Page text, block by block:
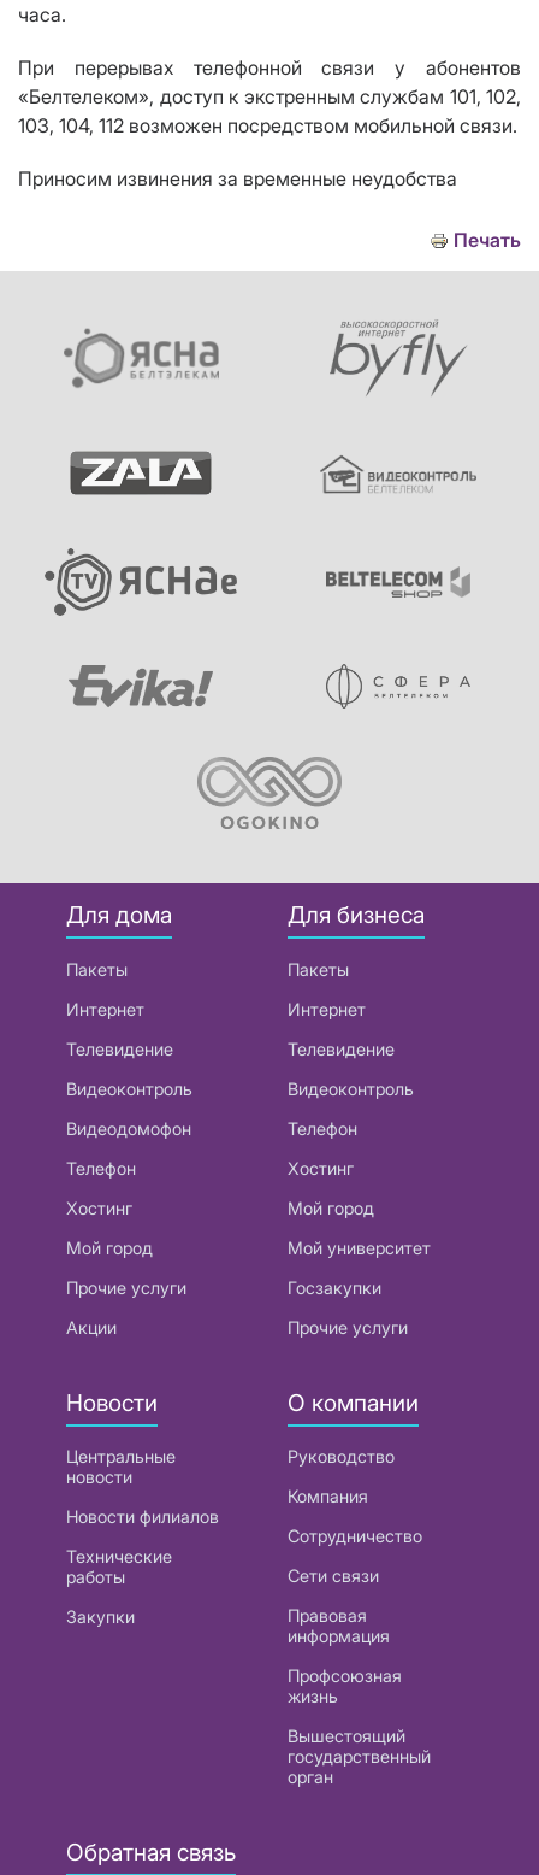
часа.
При перерывах телефонной связи у абонентов
«Белтелеком», доступ к экстренным службам 101, 102,
103, 104, 112 возможен посредством мобильной связи.
Приносим извинения за временные неудобства
Печать
Для дома
Пакеты
Интернет
Телевидение
Видеоконтроль
Видеодомофон
Телефон
Хостинг
Мой город
Прочие услуги
Акции
Для бизнеса
Пакеты
Интернет
Телевидение
Видеоконтроль
Телефон
Хостинг
Мой город
Мой университет
Госзакупки
Прочие услуги
Новости
Центральные
новости
Новости филиалов
Технические
работы
Закупки
О компании
Руководство
Компания
Сотрудничество
Сети связи
Правовая
информация
Профсоюзная
жизнь
Вышестоящий
государственный
орган
Обратная связь